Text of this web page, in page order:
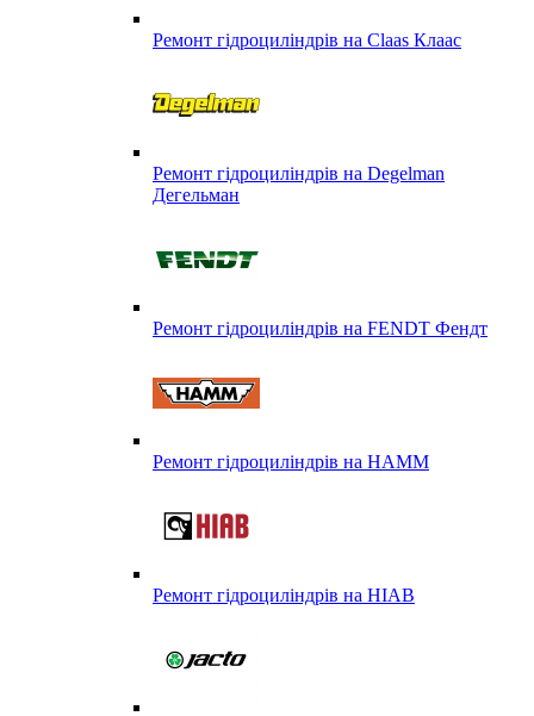
Ремонт гідроциліндрів на Claas Клаас
Ремонт гідроциліндрів на Degelman
Дегельман
Ремонт гідроциліндрів на FENDT Фендт
Ремонт гідроциліндрів на HAMM
Ремонт гідроциліндрів на HIAB